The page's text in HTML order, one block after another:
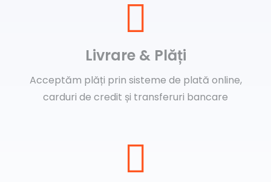
Livrare & Plăți
Acceptăm plăți prin sisteme de plată online,
carduri de credit și transferuri bancare